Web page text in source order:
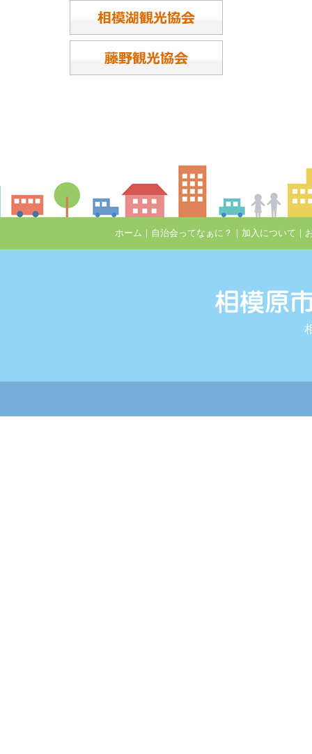
ホーム ｜ 自治会ってなぁに？ ｜ 加入について ｜